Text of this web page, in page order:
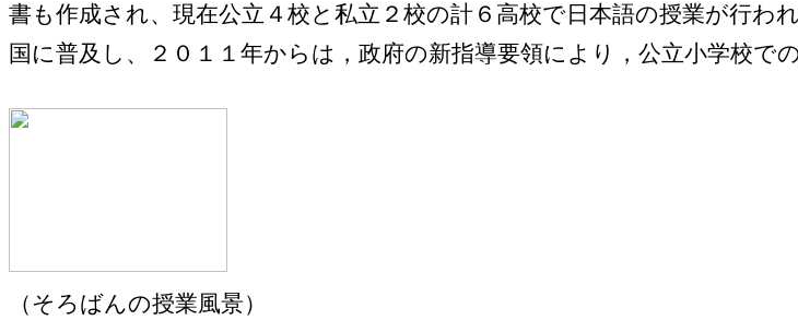
書も作成され、現在公立４校と私立２校の計６高校で日本語の授業が行
国に普及し、２０１１年からは，政府の新指導要領により，公立小学校で
（そろばんの授業風景）